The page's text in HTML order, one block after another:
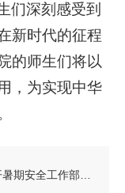
们深刻感受到
新时代的征程
的师生们将以
，为实现中华
全工作部署会议